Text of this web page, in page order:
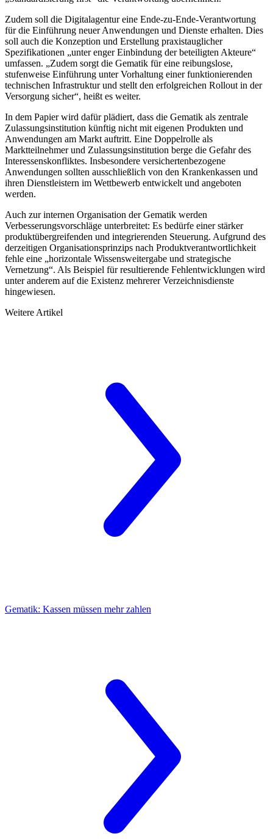
Zudem soll die Digitalagentur eine Ende-zu-Ende-Verantwortung
für die Einführung neuer Anwendungen und Dienste erhalten. Dies
soll auch die Konzeption und Erstellung praxistauglicher
Spezifikationen „unter enger Einbindung der beteiligten Akteure“
umfassen. „Zudem sorgt die Gematik für eine reibungslose,
stufenweise Einführung unter Vorhaltung einer funktionierenden
technischen Infrastruktur und stellt den erfolgreichen Rollout in der
Versorgung sicher“, heißt es weiter.
In dem Papier wird dafür plädiert, dass die Gematik als zentrale
Zulassungsinstitution künftig nicht mit eigenen Produkten und
Anwendungen am Markt auftritt. Eine Doppelrolle als
Marktteilnehmer und Zulassungsinstitution berge die Gefahr des
Interessenskonfliktes. Insbesondere versichertenbezogene
Anwendungen sollten ausschließlich von den Krankenkassen und
ihren Dienstleistern im Wettbewerb entwickelt und angeboten
werden.
Auch zur internen Organisation der Gematik werden
Verbesserungsvorschläge unterbreitet: Es bedürfe einer stärker
produktübergreifenden und integrierenden Steuerung. Aufgrund des
derzeitigen Organisationsprinzips nach Produktverantwortlichkeit
fehle eine „horizontale Wissensweitergabe und strategische
Vernetzung“. Als Beispiel für resultierende Fehlentwicklungen wird
unter anderem auf die Existenz mehrerer Verzeichnisdienste
hingewiesen.
Weitere Artikel
Gematik: Kassen müssen mehr zahlen